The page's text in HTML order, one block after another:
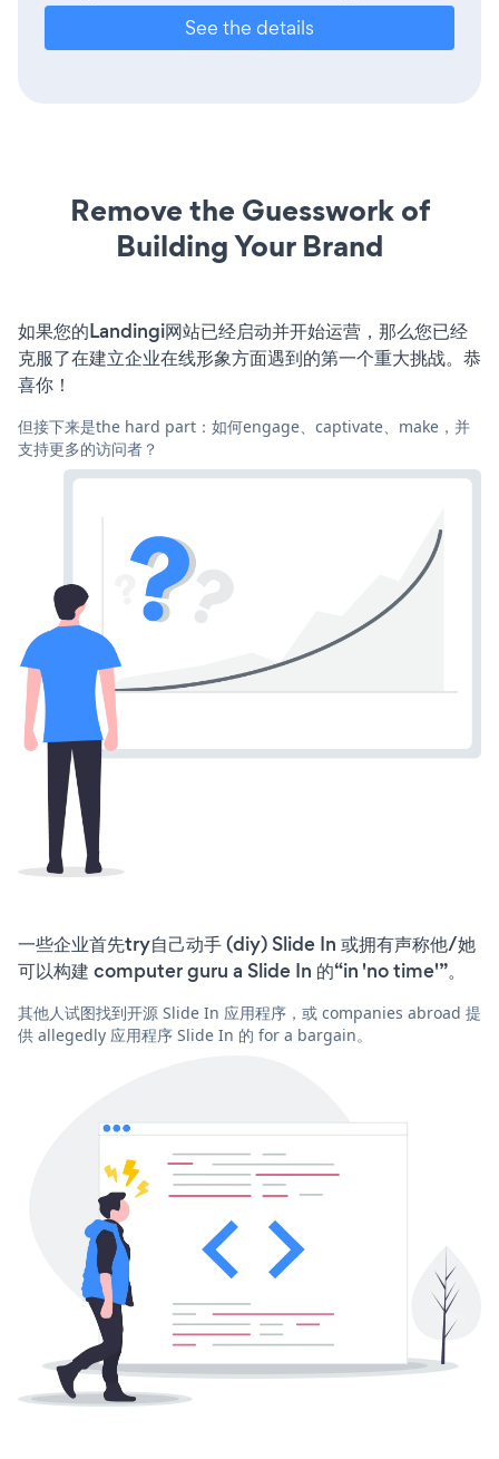
See the details
Remove the Guesswork of
Building Your Brand
如果您的Landingi网站已经启动并开始运营，那么您已经
克服了在建立企业在线形象方面遇到的第一个重大挑战。恭
喜你！
但接下来是the hard part：如何engage、captivate、make，并
支持更多的访问者？
一些企业首先try自己动手 (diy) Slide In 或拥有声称他/她
可以构建 computer guru a Slide In 的“in 'no time'”。
其他人试图找到开源 Slide In 应用程序，或 companies abroad 提
供 allegedly 应用程序 Slide In 的 for a bargain。